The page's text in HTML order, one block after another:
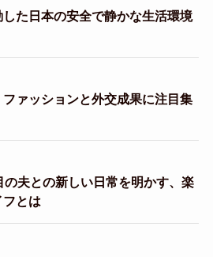
た日本の安全で静かな生活環境
ァッションと外交成果に注目集
夫との新しい日常を明かす、楽
フとは